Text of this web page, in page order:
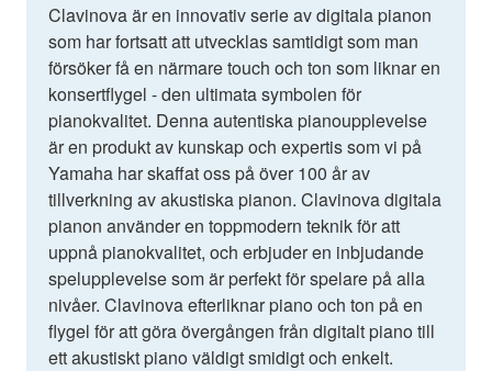
Clavinova är en innovativ serie av digitala pianon
som har fortsatt att utvecklas samtidigt som man
försöker få en närmare touch och ton som liknar en
konsertflygel - den ultimata symbolen för
pianokvalitet. Denna autentiska pianoupplevelse
är en produkt av kunskap och expertis som vi på
Yamaha har skaffat oss på över 100 år av
tillverkning av akustiska pianon. Clavinova digitala
pianon använder en toppmodern teknik för att
uppnå pianokvalitet, och erbjuder en inbjudande
spelupplevelse som är perfekt för spelare på alla
nivåer. Clavinova efterliknar piano och ton på en
flygel för att göra övergången från digitalt piano till
ett akustiskt piano väldigt smidigt och enkelt.